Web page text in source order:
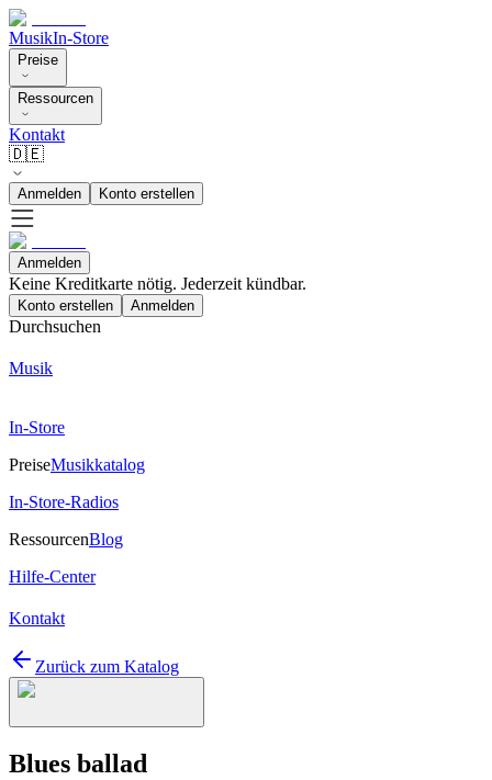
MusikIn-Store
Preise
Ressourcen
Kontakt
🇩🇪
Anmelden Konto erstellen
Anmelden
Keine Kreditkarte nötig. Jederzeit kündbar.
Konto erstellen Anmelden
Durchsuchen
Musik
In-Store
PreiseMusikkatalog
In-Store-Radios
RessourcenBlog
Hilfe-Center
Kontakt
Zurück zum Katalog
Blues ballad